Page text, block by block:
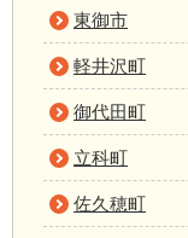
東御市
軽井沢町
御代田町
立科町
佐久穂町